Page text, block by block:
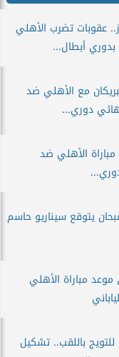
عقوبات تضرب الأهلي
بدوري أبطال...
مع الأهلي ضد
دوري...
الأهلي ضد
يتوقع سيناريو حاسم
مباراة الأهلي
للتويج باللقب.. تشكيل